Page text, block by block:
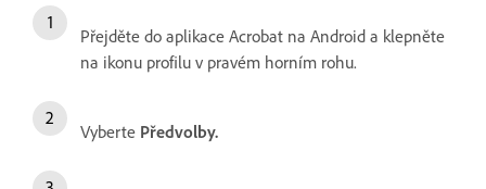
Přejděte do aplikace Acrobat na Android a klepněte
na ikonu profilu v pravém horním rohu.
Vyberte Předvolby.